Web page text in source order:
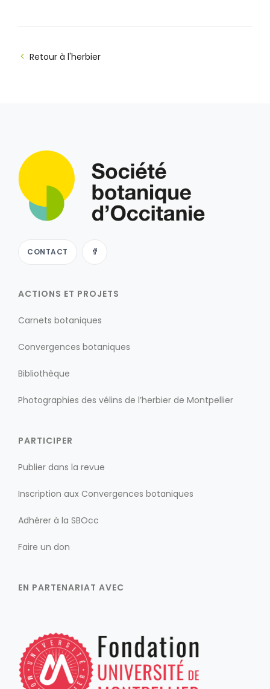
Retour à l'herbier
CONTACT
ACTIONS ET PROJETS
Carnets botaniques
Convergences botaniques
Bibliothèque
Photographies des vélins de l’herbier de Montpellier
PARTICIPER
Publier dans la revue
Inscription aux Convergences botaniques
Adhérer à la SBOcc
Faire un don
EN PARTENARIAT AVEC